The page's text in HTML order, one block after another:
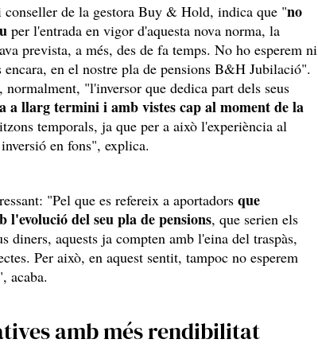
de la gestora Buy & Hold, indica que "no
per l'entrada en vigor d'aquesta nova norma, la
prevista, a més, des de fa temps. No ho esperem ni
en el nostre pla de pensions B&H Jubilació".
"l'inversor que dedica part dels seus
a llarg termini i amb vistes cap al moment de la
temporals, ja que per a això l'experiència al
en fons", explica.
"Pel que es refereix a aportadors que
l'evolució del seu pla de pensions, que serien els
diners, aquests ja compten amb l'eina del traspàs,
Per això, en aquest sentit, tampoc no esperem
acaba.
amb més rendibilitat